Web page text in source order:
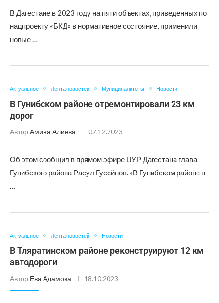
В Дагестане в 2023 году на пяти объектах, приведенных по
нацпроекту «БКД» в нормативное состояние, применили
новые …
Актуальное Лента новостей Муниципалитеты Новости
В Гунибском районе отремонтировали 23 км
дорог
Автор Амина Алиева 07.12.2023
Об этом сообщил в прямом эфире ЦУР Дагестана глава
Гунибского района Расул Гусейнов. «В Гунибском районе в
…
Актуальное Лента новостей Новости
В Тляратинском районе реконструируют 12 км
автодороги
Автор Ева Адамова 18.10.2023